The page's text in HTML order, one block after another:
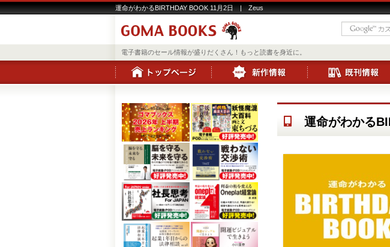
運命がわかるBIRTHDAY BOOK 11月2日 | Zeus
電子書籍のセール情報が盛りだくさん！もっと読書を身近に。
運命がわかる